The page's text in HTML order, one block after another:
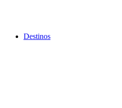
Destinos